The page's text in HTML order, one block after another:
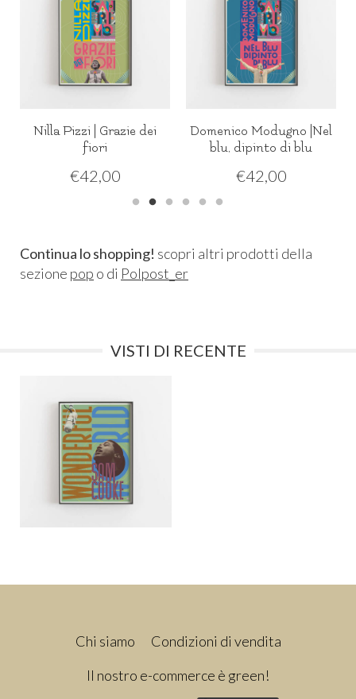
Nilla Pizzi | Grazie dei
fiori
€42,00
Domenico Modugno |Nel
blu, dipinto di blu
€42,00
Continua lo shopping! scopri altri prodotti della
sezione pop o di Polpost_er
VISTI DI RECENTE
Chi siamo
Condizioni di vendita
Il nostro e-commerce è green!